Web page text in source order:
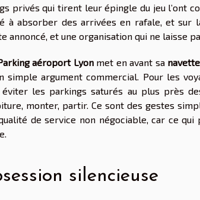
privés qui tirent leur épingle du jeu l’ont
à absorber des arrivées en rafale, et sur
annoncé, et une organisation qui ne laisse
aéroport Lyonmet en avant sa
simple argument commercial. Pour les
les parkings saturés au plus près
monter, partir. Ce sont des gestes
de service non négociable, car ce
silencieuse